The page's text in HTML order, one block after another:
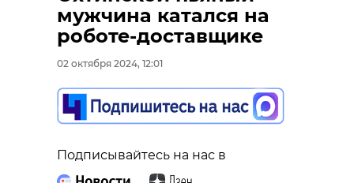
мужчина катался на
роботе-доставщике
02 октября 2024, 12:01
Подписывайтесь на нас в
аварии в Большой
Ижоре
02 октября 2024, 11:33
Подписывайтесь на нас в
рассказал о
нововведениях в
системе призыва
Подписывайтесь на нас в